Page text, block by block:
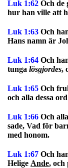
Luk 1:62 Och de
hur han ville att
Luk 1:63 Och
Hans namn är
Luk 1:64 Och
tunga lösgjordes,
Luk 1:65 Och
och alla dessa
Luk 1:66 Och
sade, Vad för
med honom.
Luk 1:67 Och
Helige Ande, och